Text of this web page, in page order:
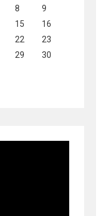
8
9
15
16
22
23
29
30